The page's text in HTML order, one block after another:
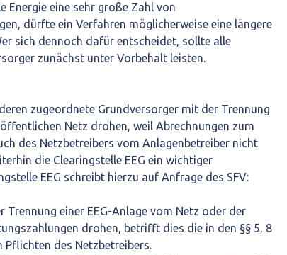
Energie eine sehr große Zahl von
dürfte ein Verfahren möglicherweise eine längere
sich dennoch dafür entscheidet, sollte alle
zunächst unter Vorbehalt leisten.
zugeordnete Grundversorger mit der Trennung
Netz drohen, weil Abrechnungen zum
des Netzbetreibers vom Anlagenbetreiber nicht
die Clearingstelle EEG ein wichtiger
EEG schreibt hierzu auf Anfrage des SFV:
Trennung einer EEG-Anlage vom Netz oder der
drohen, betrifft dies die in den §§ 5, 8
Pflichten des Netzbetreibers.